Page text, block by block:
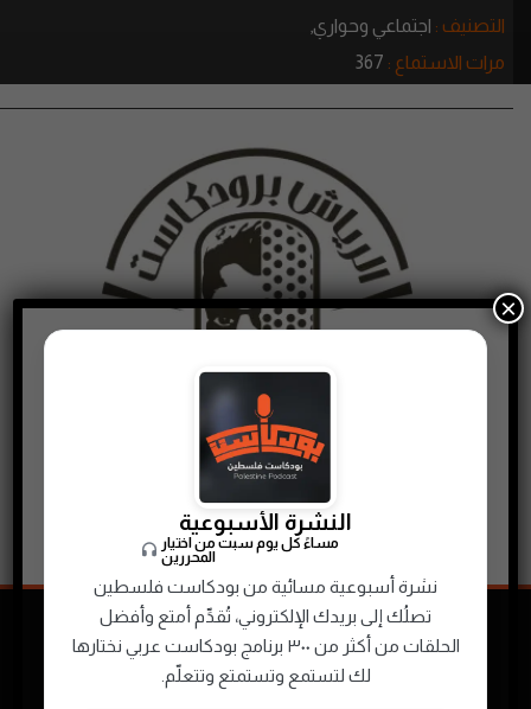
التصنيف : اجتماعي وحواري,
مرات الاستماع : 367
قاتل البلاد القديم ١٩٧٤م
النشرة الأسبوعية
مساءً كل يوم سبت من اختيار
المحررين
نشرة أسبوعية مسائية من بودكاست فلسطين
تصلُك إلى بريدك الإلكتروني، تُقدِّم أمتع وأفضل
الحلقات من أكثر من ٣٠٠ برنامج بودكاست عربي نختارها
لك لتستمع وتستمتع وتتعلّم.
×